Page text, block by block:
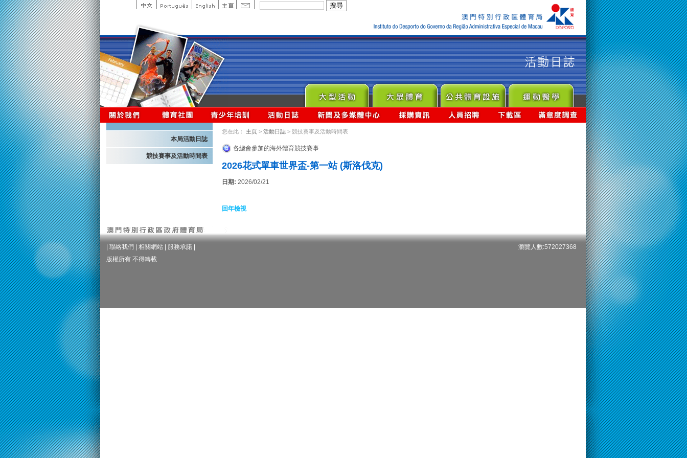
本局活動日誌
競技賽事及活動時間表
您在此： 主頁 > 活動日誌 > 競技賽事及活動時間表
各總會參加的海外體育競技賽事
2026花式單車世界盃-第一站 (斯洛伐克)
日期: 2026/02/21
回年檢視
聯絡我們 相關網站 服務承諾
版權所有 不得轉載
瀏覽人數:572027368